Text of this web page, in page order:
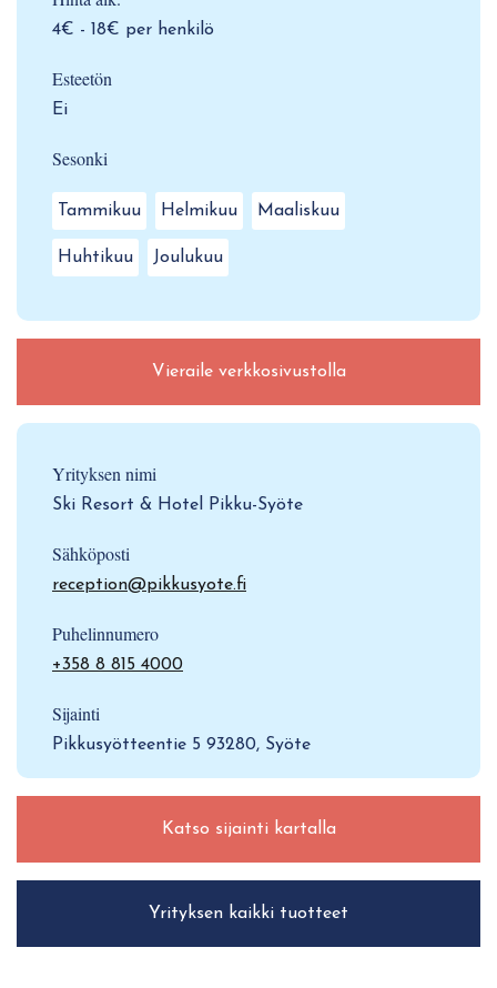
4€ - 18€ per henkilö
Esteetön
Ei
Sesonki
Tammikuu Helmikuu Maaliskuu
Huhtikuu Joulukuu
Vieraile verkkosivustolla
Yrityksen nimi
Ski Resort & Hotel Pikku-Syöte
Sähköposti
reception@pikkusyote.fi
Puhelinnumero
+358 8 815 4000
Sijainti
Pikkusyötteentie 5 93280, Syöte
Katso sijainti kartalla
Yrityksen kaikki tuotteet